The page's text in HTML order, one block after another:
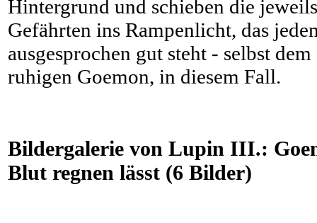
Hintergrund und schieben die
Gefährten ins Rampenlicht, das
ausgesprochen gut steht - selbst
ruhigen Goemon, in diesem Fall.
Bildergalerie von Lupin III.:
Blut regnen lässt (6 Bilder)